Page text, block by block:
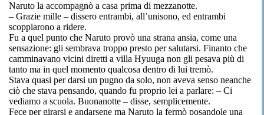
Naruto la accompagnò a casa prima di mezzanotte.
– Grazie mille – dissero entrambi, all’unisono, ed entrambi
scoppiarono a ridere.
Fu a quel punto che Naruto provò una strana ansia, come una
sensazione: gli sembrava troppo presto per salutarsi. Finanto che
camminavano vicini diretti a villa Hyuuga non gli pesava più di
tanto ma in quel momento qualcosa dentro di lui tremò.
Stava quasi per darsi un pugno da solo, non aveva senso neanche
ciò che stava pensando, quando fu proprio lei a parlare: – Ci
vediamo a scuola. Buonanotte – disse, semplicemente.
Fece per girarsi e andarsene ma Naruto la fermò posandole una